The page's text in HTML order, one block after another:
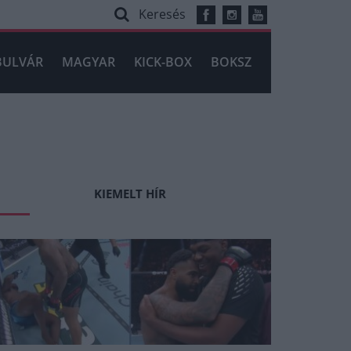
Keresés
MAGYAR KICK-BOX BOKSZ
KIEMELT HÍR